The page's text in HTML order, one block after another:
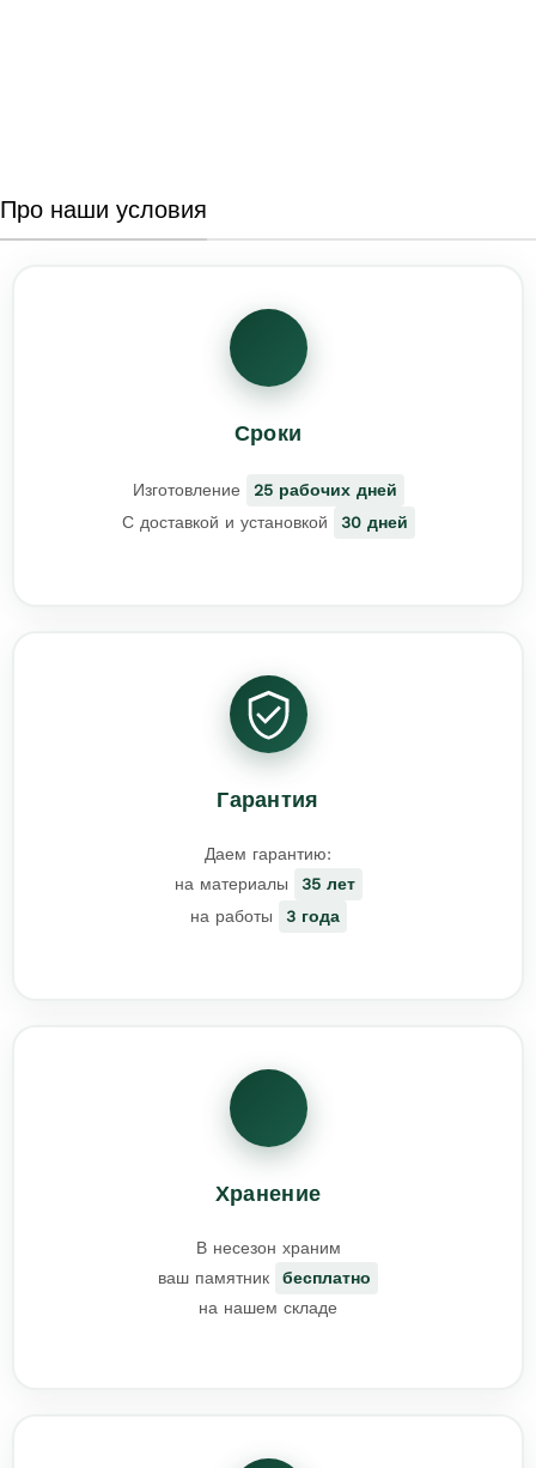
Про наши условия
Сроки
Изготовление
25 рабочих дней
С доставкой и установкой
30 дней
Гарантия
Даем гарантию:
на материалы
35 лет
на работы
3 года
Хранение
В несезон храним
ваш памятник
бесплатно
на нашем складе